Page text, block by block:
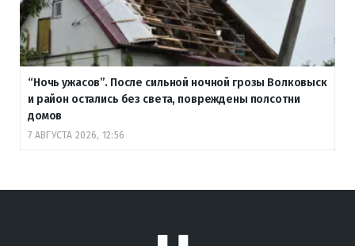
“Ночь ужасов”. После сильной ночной грозы Волковыск
и район остались без света, повреждены полсотни
домов
7 АВГУСТА 2026, 12:56